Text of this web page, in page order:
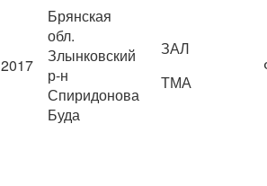
2017
Брянская
обл.
Злынковский
р-н
Спиридонова
Буда
ЗАЛ
ТМА